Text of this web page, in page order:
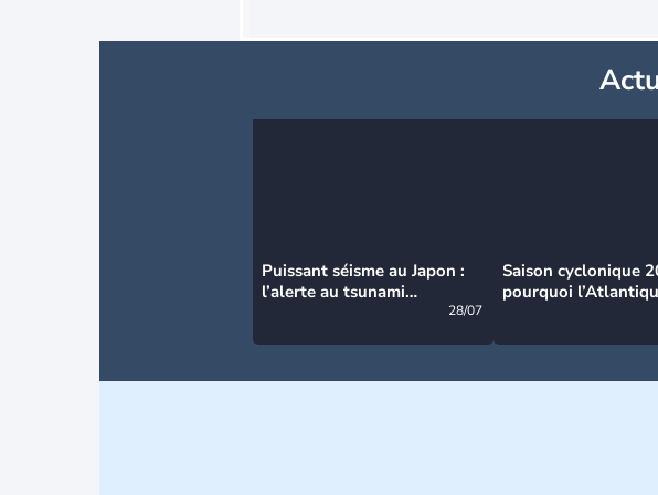
Puissant séisme au Japon :
l’alerte au tsunami
28/07
Saison cyclonique
pourquoi